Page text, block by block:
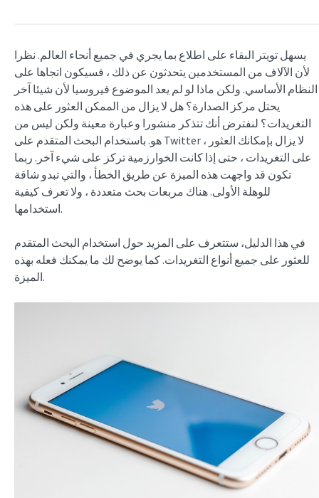
يسهل تويتر البقاء على اطلاع بما يجري في جميع أنحاء العالم. نظرا
لأن الآلاف من المستخدمين يتحدثون عن ذلك ، فسيكون اتجاها على
النظام الأساسي. ولكن ماذا لو لم يعد الموضوع فيروسيا لأن شيئا آخر
يحتل مركز الصدارة؟ هل لا يزال من الممكن العثور على هذه
التغريدات؟ لنفترض أنك تتذكر منشورا وعبارة معينة ولكن ليس من
هو. باستخدام البحث المتقدم على Twitter ، لا يزال بإمكانك العثور
على التغريدات ، حتى إذا كانت الخوارزمية تركز على شيء آخر. ربما
تكون قد واجهت هذه الميزة عن طريق الخطأ ، والتي تبدو شاقة
للوهلة الأولى. هناك مربعات بحث متعددة ، ولا تعرف كيفية
استخدامها.
في هذا الدليل، ستتعرف على المزيد حول استخدام البحث المتقدم
للعثور على جميع أنواع التغريدات. كما يوضح لك ما يمكنك فعله بهذه
الميزة.